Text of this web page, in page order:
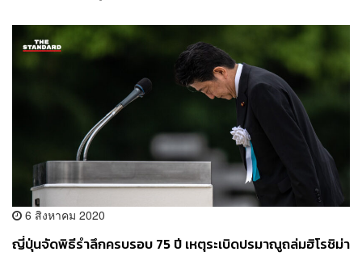
6 สิงหาคม 2020
ญี่ปุ่นจัดพิธีรำลึกครบรอบ 75 ปี เหตุระเบิดปรมาณูถล่มฮิโรชิม่า